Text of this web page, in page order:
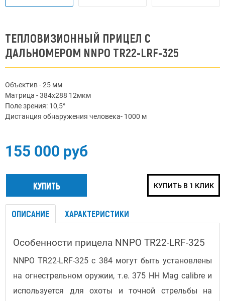
ТЕПЛОВИЗИОННЫЙ ПРИЦЕЛ С
ДАЛЬНОМЕРОМ NNPO TR22-LRF-325
Объектив - 25 мм
Матрица - 384x288 12мкм
Поле зрения: 10,5°
Дистанция обнаружения человека- 1000 м
155 000 руб
КУПИТЬ В 1 КЛИК
ОПИСАНИЕ ХАРАКТЕРИСТИКИ
Особенности прицела NNPO TR22-LRF-325
NNPO TR22-LRF-325 с 384 могут быть установлены
на огнестрельном оружии, т.е. 375 HH Mag calibre и
используется для охоты и точной стрельбы на